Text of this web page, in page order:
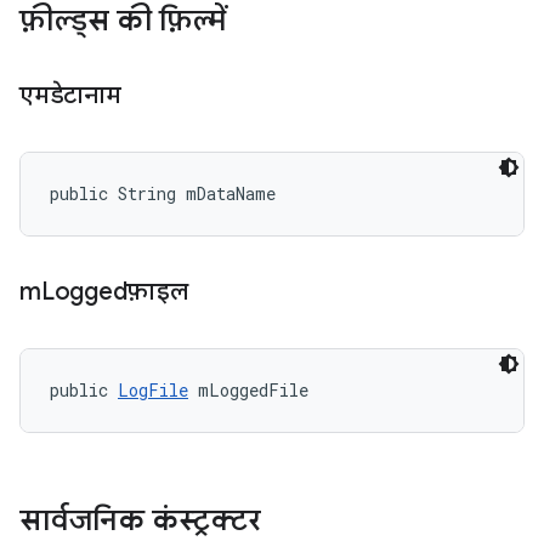
फ़ील्ड्स की फ़िल्में
एमडेटानाम
public String mDataName
mLoggedफ़ाइल
public LogFile mLoggedFile
सार्वजनिक कंस्ट्रक्टर